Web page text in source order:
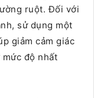
ruột. Đối với
sử dụng một
giảm cảm giác
độ nhất